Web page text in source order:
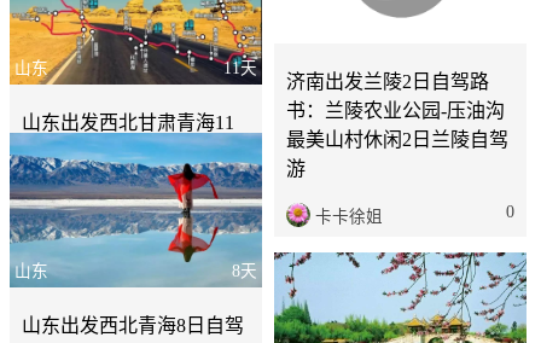
济南出发兰陵2日自驾路
书：兰陵农业公园-压油沟
最美山村休闲2日兰陵自驾
游
卡卡徐姐 0
11天
山东
山东出发西北甘肃青海11
日自驾路书：青海湖-柴达
木-敦煌-张掖丹霞11日丝绸
之路自驾游
卡卡徐姐
8天
山东
山东出发西北青海8日自驾